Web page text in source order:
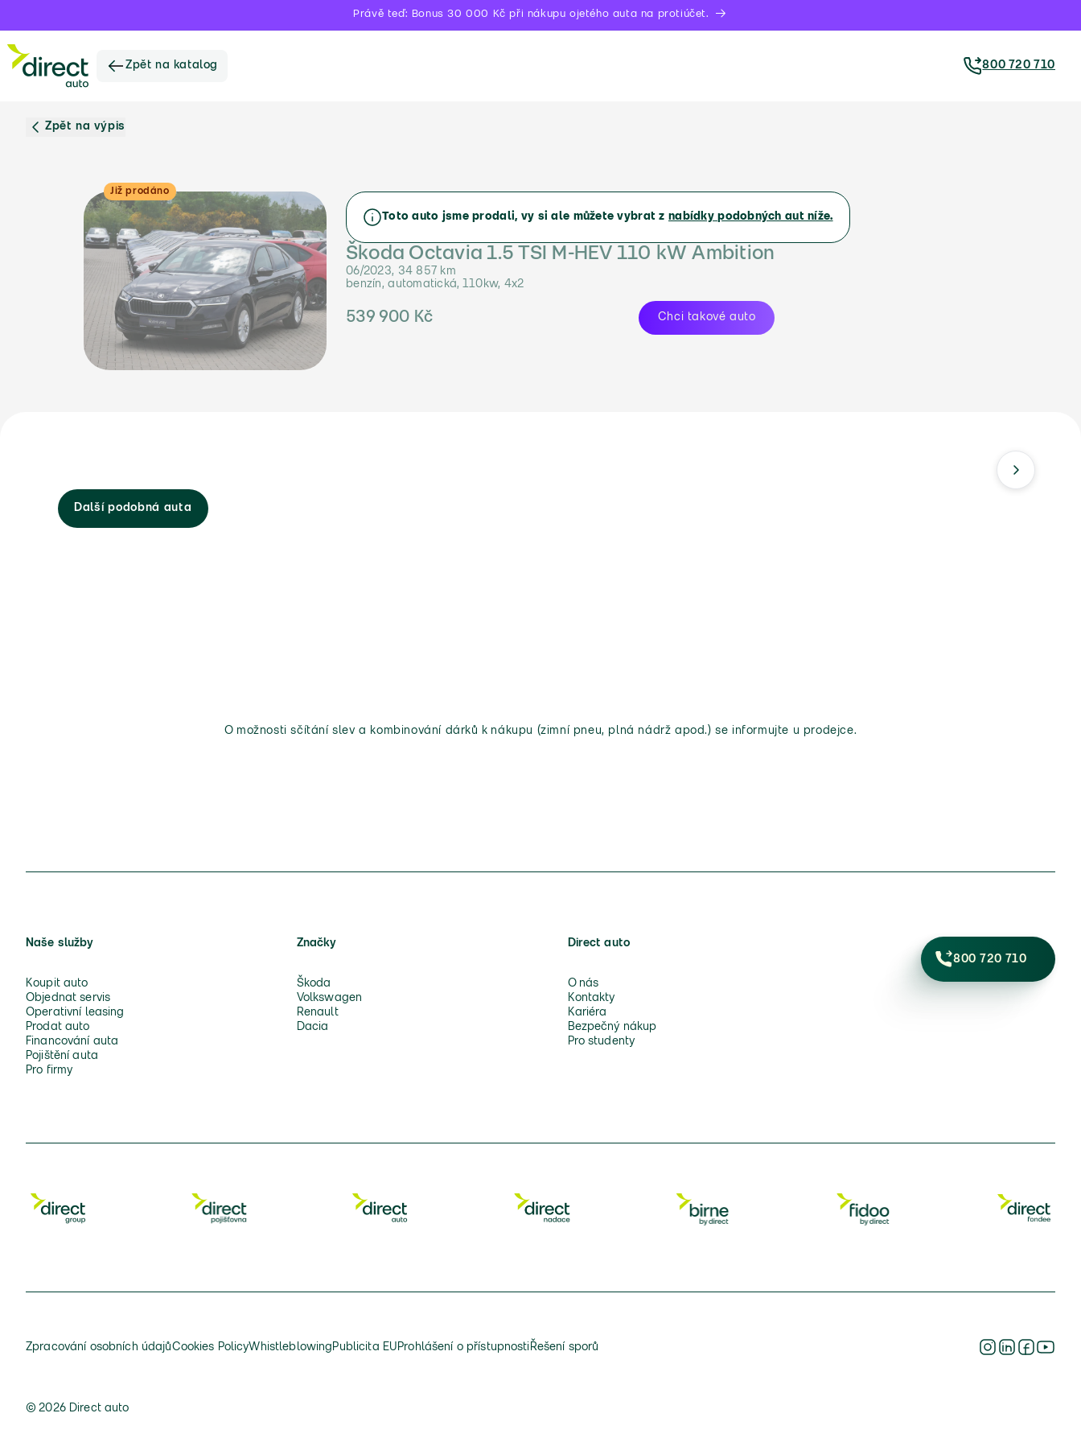
Právě teď: Bonus 30 000 Kč při nákupu ojetého auta na protiúčet.
Zpět na katalog 800 720 710
Zpět na výpis
Již prodáno
Toto auto jsme prodali, vy si ale můžete vybrat z nabídky podobných aut níže.
Škoda Octavia 1.5 TSI M-HEV 110 kW Ambition
06/2023, 34 857 km
benzín, automatická, 110kw, 4x2
539 900 Kč Chci takové auto
Další podobná auta
O možnosti sčítání slev a kombinování dárků k nákupu (zimní pneu, plná nádrž apod.) se informujte u prodejce.
Naše služby
Koupit auto
Objednat servis
Operativní leasing
Prodat auto
Financování auta
Pojištění auta
Pro firmy
Značky
Škoda
Volkswagen
Renault
Dacia
Direct auto
O nás
Kontakty
Kariéra
Bezpečný nákup
Pro studenty
800 720 710
Zpracování osobních údajůCookies PolicyWhistleblowing Publicita EU Prohlášení o přístupnosti Řešení sporů
© 2026 Direct auto